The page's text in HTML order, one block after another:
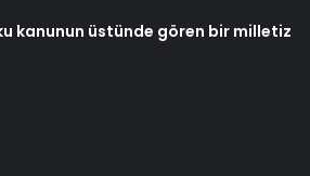
kanunun üstünde gören bir milletiz